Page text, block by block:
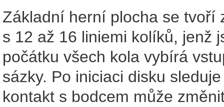
Základní herní plocha se tvoří
s 12 až 16 liniemi kolíků, jenž
počátku všech kola vybírá
sázky. Po iniciaci disku
kontakt s bodcem může